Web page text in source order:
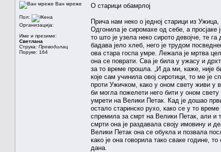
Ван мреже
Пол:
Организација:
Име и презиме:
Светлана
Струка: Преводилац
Поруке: 164
О старици обамрлој
Прича нам неко о једној старици из
Одгонила је сиромахе од себе, а
то што је узела неко сирото девојче, те
бадава јело хлеб, него је трудом
ова стара госпа умре. Лежала је мртва
она се поврати. Сва је била у ужасу и
за то време прошла. „И да ми, каже, није
које сам учинила овој сиротици, то ме
проти Ужичком, како у оном свету живи у
би могла пожелети него бити у оном свету
умрети на Велики Петак. Кад је дошао
остало старинско рухо, како се у то
спремила за смрт на Велики Петак, али и
смрти она је раздавала своју имовину и
Велики Петак она се обукла и позвала
како је она говорила тако сваке године,
дана.